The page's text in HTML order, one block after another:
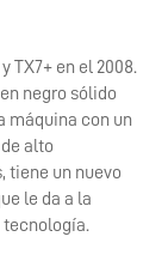
TX7+ en el 2008.
negro sólido
máquina con un
alto
tiene un nuevo
le da a la
tecnología.